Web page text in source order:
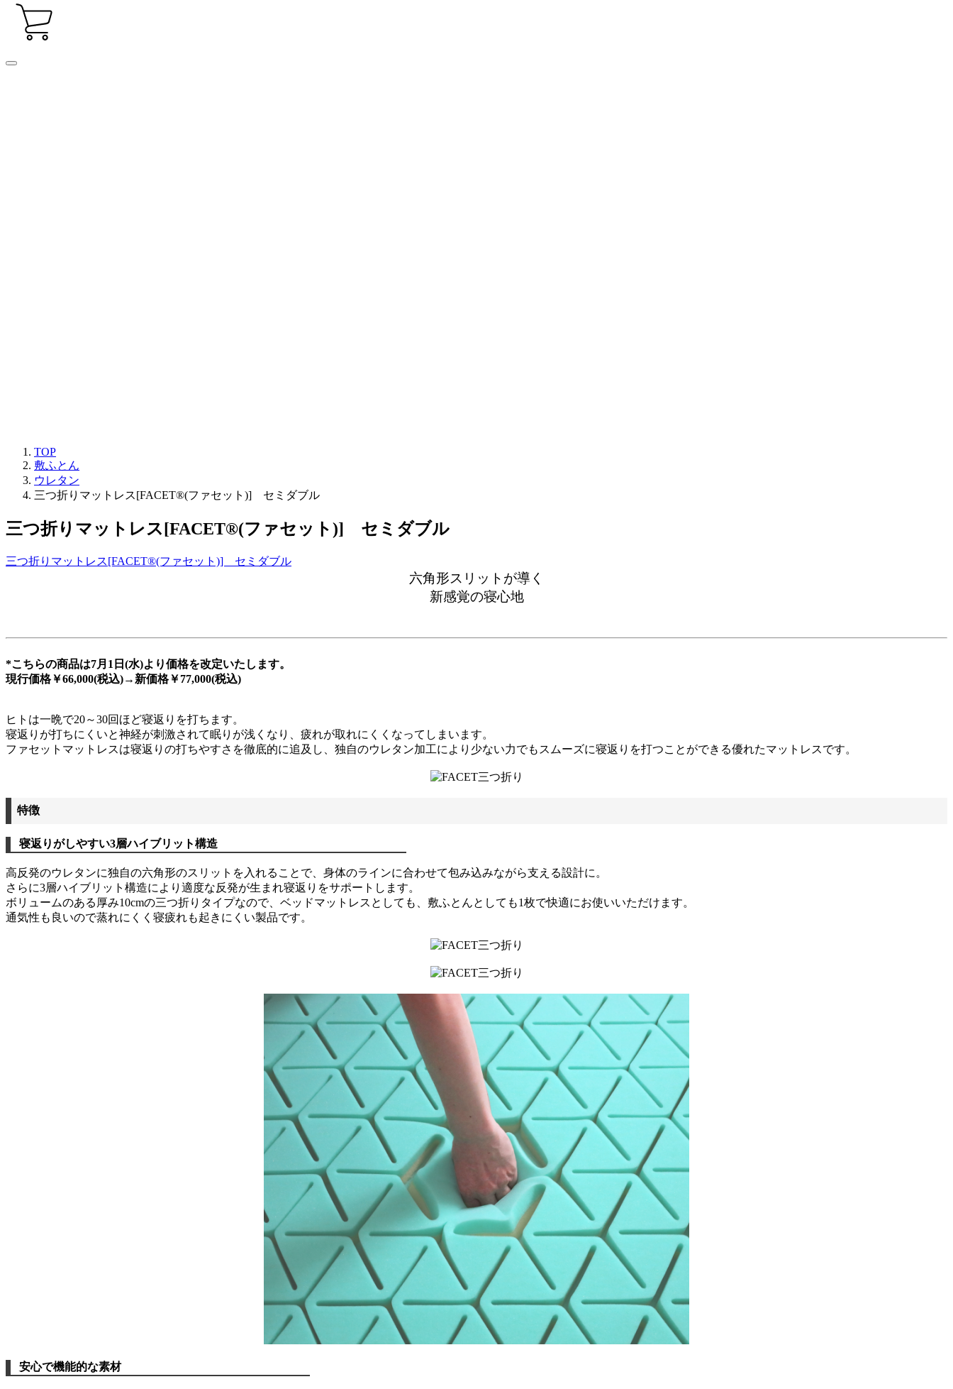
TOP
敷ふとん
ウレタン
三つ折りマットレス[FACET®(ファセット)] セミダブル
三つ折りマットレス[FACET®(ファセット)] セミダブル
三つ折りマットレス[FACET®(ファセット)] セミダブル
六角形スリットが導く
新感覚の寝心地
*こちらの商品は7月1日(水)より価格を改定いたします。
現行価格￥66,000(税込)→新価格￥77,000(税込)
ヒトは一晩で20～30回ほど寝返りを打ちます。
寝返りが打ちにくいと神経が刺激されて眠りが浅くなり、疲れが取れにくくなってしまいます。
ファセットマットレスは寝返りの打ちやすさを徹底的に追及し、独自のウレタン加工により少ない力でもスムーズに寝返りを打つことができる優れたマットレスです。
特徴
寝返りがしやすい3層ハイブリット構造
高反発のウレタンに独自の六角形のスリットを入れることで、身体のラインに合わせて包み込みながら支える設計に。
さらに3層ハイブリット構造により適度な反発が生まれ寝返りをサポートします。
ボリュームのある厚み10cmの三つ折りタイプなので、ベッドマットレスとしても、敷ふとんとしても1枚で快適にお使いいただけます。
通気性も良いので蒸れにくく寝疲れも起きにくい製品です。
安心で機能的な素材